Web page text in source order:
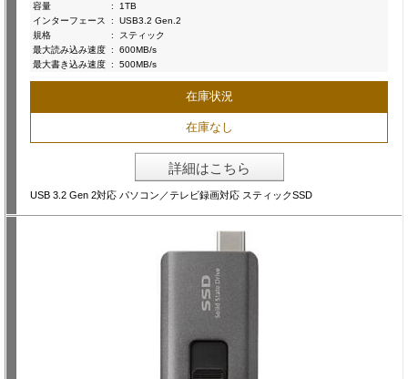
容量
:
1TB
インターフェース
:
USB3.2 Gen.2
規格
:
スティック
最大読み込み速度 :
600MB/s
最大書き込み速度 : 500MB/s
在庫状況
在庫なし
詳細はこちら
USB 3.2 Gen 2対応 パソコン／テレビ録画対応 スティックSSD